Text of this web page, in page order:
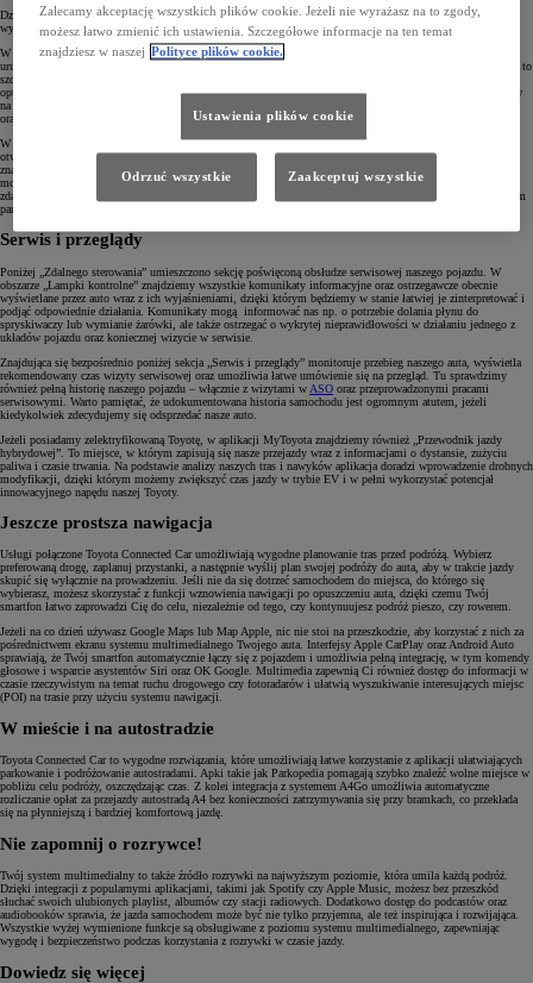
Dzięki tej inteligentnej aplikacji nasze auto jest zawsze pod kontrolą.MyToyotapozwala na zupełnie nowy,
wyższy poziom integracji z pojazdem, co sprawia, że jego codzienna obsługa jest prosta i natychmiastowa.
W głównym menu aplikacji znajdziemy m.in. taką funkcję, jak zdalne sterowanie, które umożliwia
uruchomienie systemu klimatyzacji, by schłodzić lub ogrzać wnętrze przed jazdą – z dowolnego miejsca. Ma to
szczególne znaczenie w przypadku pojazdów zelektryfikowanych i elektrycznych, ponieważ przygotowanie
optymalnej temperatury w kabinie, gdy auto wciąż jest podłączone do źródła zasilania, ma pozytywny wpływ
na dostępny zasięg. Wybrane modele Toyoty pozwalają również na uruchomienie podgrzewania tylnej szyby
oraz maksymalnego nawiewu na przednią szybę.
W tym samym miejscu możemy skorzystać z takich rozwiązań, jak możliwość zdalnego zamykania lub
otwierania zamków pojazdu oraz włączenie świateł awaryjnych. Poniżej, w sekcji „Zaawansowana kontrola”,
znajdziemy jeszcze dwie przydatne funkcje, takie jak blokada/odblokowanie drzwi bagażnika, dzięki której
możemy udzielić dostępu wyłącznie do przestrzeni bagażowej pojazdu, a nie całej kabiny, jak również opcję
zdalnego uruchomienia sygnału dźwiękowego, która pozwala łatwiej zlokalizować nasz pojazd na zatłoczonym
parkingu galerii handlowej.
Serwis i przeglądy
Poniżej „Zdalnego sterowania” umieszczono sekcję poświęconą obsłudze serwisowej naszego pojazdu. W
obszarze „Lampki kontrolne” znajdziemy wszystkie komunikaty informacyjne oraz ostrzegawcze obecnie
wyświetlane przez auto wraz z ich wyjaśnieniami, dzięki którym będziemy w stanie łatwiej je zinterpretować i
podjąć odpowiednie działania. Komunikaty mogą informować nas np. o potrzebie dolania płynu do
spryskiwaczy lub wymianie żarówki, ale także ostrzegać o wykrytej nieprawidłowości w działaniu jednego z
układów pojazdu oraz koniecznej wizycie w serwisie.
Znajdująca się bezpośrednio poniżej sekcja „Serwis i przeglądy” monitoruje przebieg naszego auta, wyświetla
rekomendowany czas wizyty serwisowej oraz umożliwia łatwe umówienie się na przegląd. Tu sprawdzimy
również pełną historię naszego pojazdu – włącznie z wizytami w ASO oraz przeprowadzonymi pracami
serwisowymi. Warto pamiętać, że udokumentowana historia samochodu jest ogromnym atutem, jeżeli
kiedykolwiek zdecydujemy się odsprzedać nasze auto.
Jeżeli posiadamy zelektryfikowaną Toyotę, w aplikacji MyToyota znajdziemy również „Przewodnik jazdy
hybrydowej”. To miejsce, w którym zapisują się nasze przejazdy wraz z informacjami o dystansie, zużyciu
paliwa i czasie trwania. Na podstawie analizy naszych tras i nawyków aplikacja doradzi wprowadzenie drobnych
modyfikacji, dzięki którym możemy zwiększyć czas jazdy w trybie EV i w pełni wykorzystać potencjał
innowacyjnego napędu naszej Toyoty.
Jeszcze prostsza nawigacja
Usługi połączone Toyota Connected Car umożliwiają wygodne planowanie tras przed podróżą. Wybierz
preferowaną drogę, zaplanuj przystanki, a następnie wyślij plan swojej podróży do auta, aby w trakcie jazdy
skupić się wyłącznie na prowadzeniu. Jeśli nie da się dotrzeć samochodem do miejsca, do którego się
wybierasz, możesz skorzystać z funkcji wznowienia nawigacji po opuszczeniu auta, dzięki czemu Twój
smartfon łatwo zaprowadzi Cię do celu, niezależnie od tego, czy kontynuujesz podróż pieszo, czy rowerem.
Jeżeli na co dzień używasz Google Maps lub Map Apple, nic nie stoi na przeszkodzie, aby korzystać z nich za
pośrednictwem ekranu systemu multimedialnego Twojego auta. Interfejsy Apple CarPlay oraz Android Auto
sprawiają, że Twój smartfon automatycznie łączy się z pojazdem i umożliwia pełną integrację, w tym komendy
głosowe i wsparcie asystentów Siri oraz OK Google. Multimedia zapewnią Ci również dostęp do informacji w
czasie rzeczywistym na temat ruchu drogowego czy fotoradarów i ułatwią wyszukiwanie interesujących miejsc
(POI) na trasie przy użyciu systemu nawigacji.
W mieście i na autostradzie
Toyota Connected Car to wygodne rozwiązania, które umożliwiają łatwe korzystanie z aplikacji ułatwiających
parkowanie i podróżowanie autostradami. Apki takie jak Parkopedia pomagają szybko znaleźć wolne miejsce w
pobliżu celu podróży, oszczędzając czas. Z kolei integracja z systemem A4Go umożliwia automatyczne
rozliczanie opłat za przejazdy autostradą A4 bez konieczności zatrzymywania się przy bramkach, co przekłada
się na płynniejszą i bardziej komfortową jazdę.
Nie zapomnij o rozrywce!
Twój system multimedialny to także źródło rozrywki na najwyższym poziomie, która umila każdą podróż.
Dzięki integracji z popularnymi aplikacjami, takimi jak Spotify czy Apple Music, możesz bez przeszkód
słuchać swoich ulubionych playlist, albumów czy stacji radiowych. Dodatkowo dostęp do podcastów oraz
audiobooków sprawia, że jazda samochodem może być nie tylko przyjemna, ale też inspirująca i rozwijająca.
Wszystkie wyżej wymienione funkcje są obsługiwane z poziomu systemu multimedialnego, zapewniając
wygodę i bezpieczeństwo podczas korzystania z rozrywki w czasie jazdy.
Dowiedz się więcej
Zalecamy akceptację wszystkich plików cookie. Jeżeli nie wyrażasz na to zgody,
możesz łatwo zmienić ich ustawienia. Szczegółowe informacje na ten temat
znajdziesz w naszej Polityce plików cookie.
Ustawienia plików cookie
Odrzuć wszystkie Zaakceptuj wszystkie